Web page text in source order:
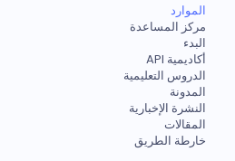
الموارد
مركز المساعدة
البدء
أكاديمية API
الدروس التعليمية
المدونة
النشرة الإخبارية
المقالات
خارطة الطريق